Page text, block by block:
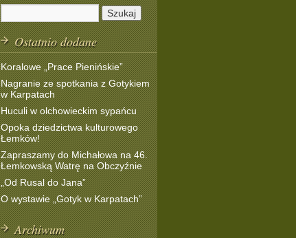
Ostatnio dodane
Koralowe „Prace Pienińskie”
Nagranie ze spotkania z Gotykiem
w Karpatach
Huculi w olchowieckim sypańcu
Opoka dziedzictwa kulturowego
Łemków!
Zapraszamy do Michałowa na 46.
Łemkowską Watrę na Obczyźnie
„Od Rusal do Jana”
O wystawie „Gotyk w Karpatach”
Archiwum